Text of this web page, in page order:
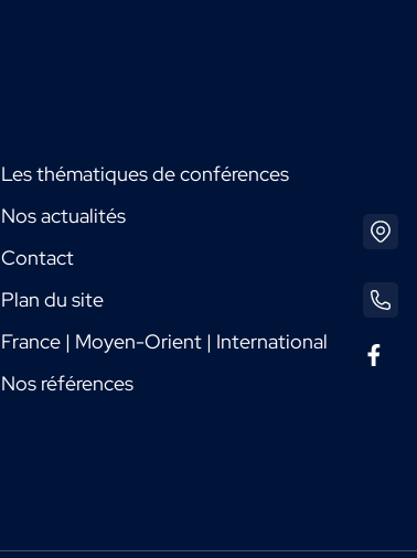
Les thématiques de conférences
Nos actualités
Contact
Plan du site
France | Moyen-Orient | International
Nos références